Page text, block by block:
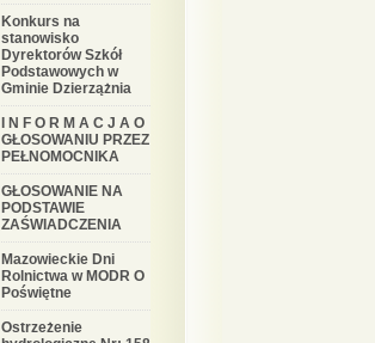
Konkurs na
stanowisko
Dyrektorów Szkół
Podstawowych w
Gminie Dzierzążnia
I N F O R M A C J A O
GŁOSOWANIU PRZEZ
PEŁNOMOCNIKA
GŁOSOWANIE NA
PODSTAWIE
ZAŚWIADCZENIA
Mazowieckie Dni
Rolnictwa w MODR O
Poświętne
Ostrzeżenie